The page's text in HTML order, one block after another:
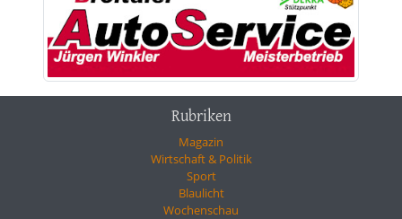
Rubriken
Magazin
Wirtschaft & Politik
Sport
Blaulicht
Wochenschau